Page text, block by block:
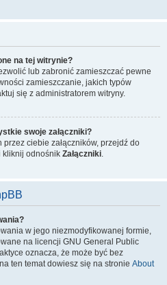
na tej witrynie?
lub zabronić zamieszczać pewne
zamieszczanie, jakich typów
się z administratorem witryny.
swoje załączniki?
ciebie załączników, przejdź do
kliknij odnośnik Załączniki.
w jego niezmodyfikowanej formie,
na licencji GNU General Public
oznacza, że może być bez
ten temat dowiesz się na stronie About